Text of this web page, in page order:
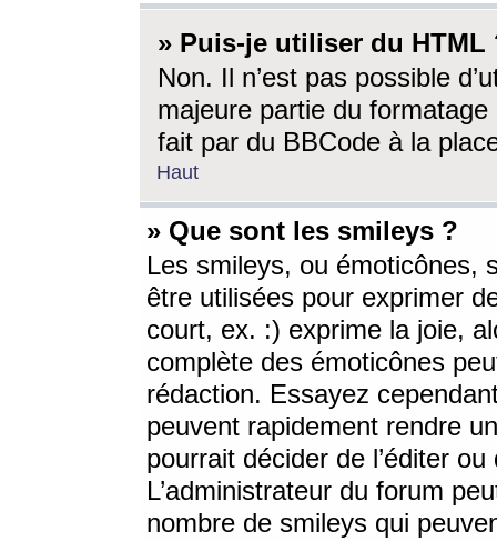
» Puis-je utiliser du HTML
Non. Il n’est pas possible
majeure partie du
fait par du BBCode à la
Haut
» Que sont les smileys ?
Les smileys, ou émoticônes,
être utilisées pour exprimer
court, ex. :) exprime la joie,
complète des émoticônes
rédaction. Essayez
peuvent rapidement rendre
pourrait décider de l’éditer
L’administrateur du forum
nombre de smileys qui